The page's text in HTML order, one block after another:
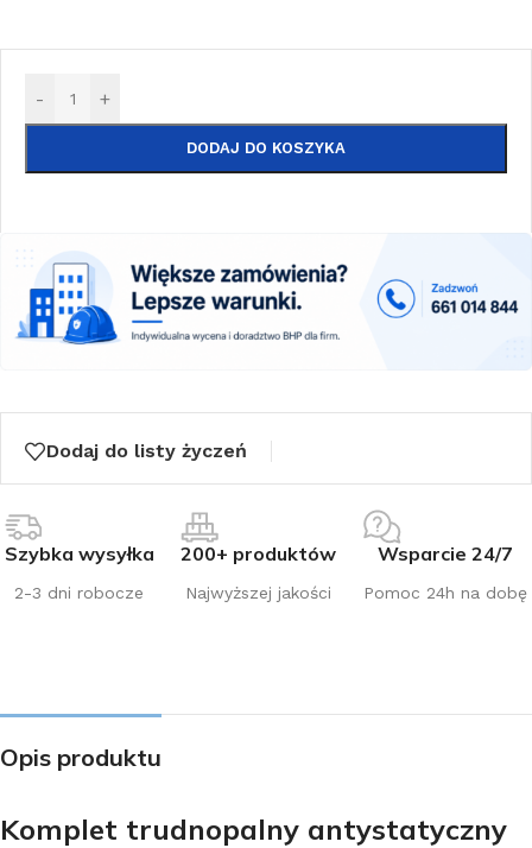
- +
DODAJ DO KOSZYKA
Dodaj do listy życzeń
Szybka wysyłka
2-3 dni robocze
200+ produktów
Najwyższej jakości
Wsparcie 24/7
Pomoc 24h na dobę
Opis produktu
Komplet trudnopalny antystatyczny